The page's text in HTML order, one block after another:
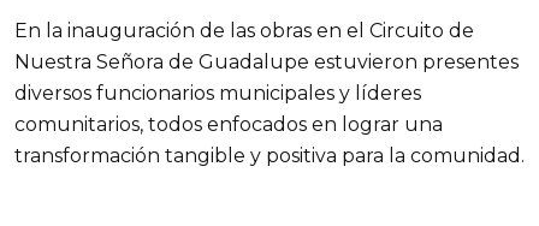
En la inauguración de las obras en el Circuito de
Nuestra Señora de Guadalupe estuvieron presentes
diversos funcionarios municipales y líderes
comunitarios, todos enfocados en lograr una
transformación tangible y positiva para la comunidad.